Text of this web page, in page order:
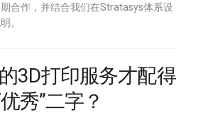
合作，并结合我们在Stratasys体系设
。
3D打印服务才配得
秀”二字？